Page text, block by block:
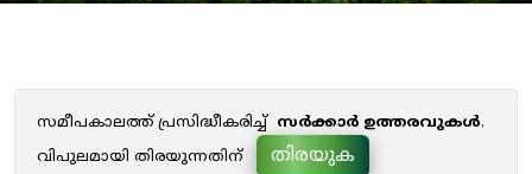
സമീപകാലത്ത് പ്രസിദ്ധീകരിച്ച് സർക്കാർ ഉത്തരവുകൾ.
വിപുലമായി തിരയുന്നതിന്
തിരയുക